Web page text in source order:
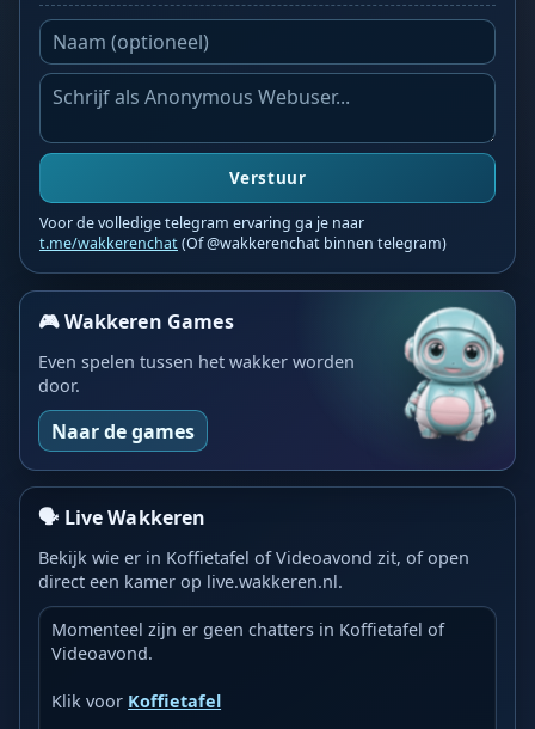
Verstuur
Voor de volledige telegram ervaring ga je naar
t.me/wakkerenchat(Of @wakkerenchat binnen telegram)
🎮 Wakkeren Games
Even spelen tussen het wakker worden
door.
Naar de games
🗣️ Live Wakkeren
Bekijk wie er in Koffietafel of Videoavond zit, of open
direct een kamer op live.wakkeren.nl.
Momenteel zijn er geen chatters in Koffietafel of
Videoavond.
Klik voor Koffietafel